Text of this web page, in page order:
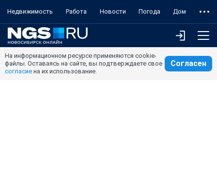
Недвижимость Работа Новости Погода Дом
На информационном ресурсе применяются cookie-
файлы. Оставаясь на сайте, вы подтверждаете свое
согласие на их использование.
Согласен